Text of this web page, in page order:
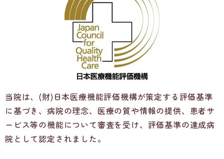
当院は、(財)日本医療機能評価機構が策定する評価基準
に基づき、病院の理念、医療の質や情報の提供、患者サ
ービス等の機能について審査を受け、評価基準の達成病
院として認定されました。